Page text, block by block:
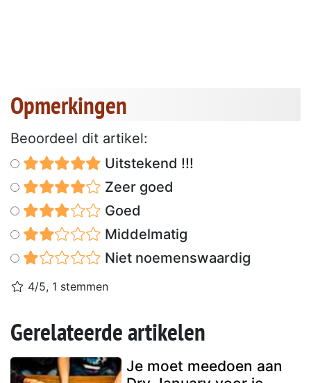
Opmerkingen
Beoordeel dit artikel:
Uitstekend !!!
Zeer goed
Goed
Middelmatig
Niet noemenswaardig
4/5, 1 stemmen
Gerelateerde artikelen
Je moet meedoen aan